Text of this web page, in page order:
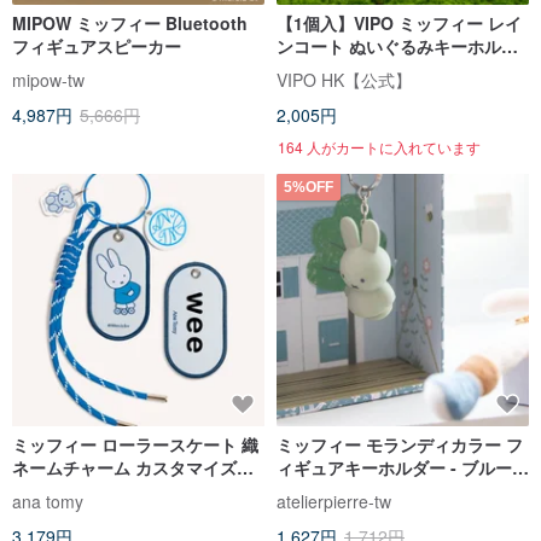
MIPOW ミッフィー Bluetooth
フィギュアスピーカー
mipow-tw
4,987円 5,666円
【1個入】VIPO ミッフィー レイ
ンコート ぬいぐるみキーホルダ
ー | ブラインドボックス(全7種)
VIPO HK【公式】
2,005円
164 人がカートに入れています
ミッフィー ローラースケート 織
ネームチャーム カスタマイズギ
ana tomy
3,179円
5%OFF
ミッフィー モランディカラー フ
ィギュアキーホルダー - ブルーグ
リーン
atelierpierre-tw
1,627円 1,712円